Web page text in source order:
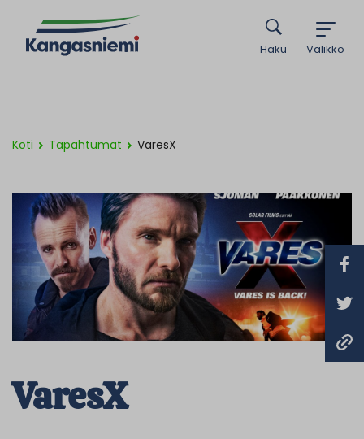
Valikko
Haku
Koti Tapahtumat VaresX
VaresX